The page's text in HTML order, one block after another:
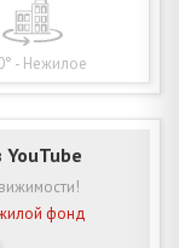
- Нежилое
фонд